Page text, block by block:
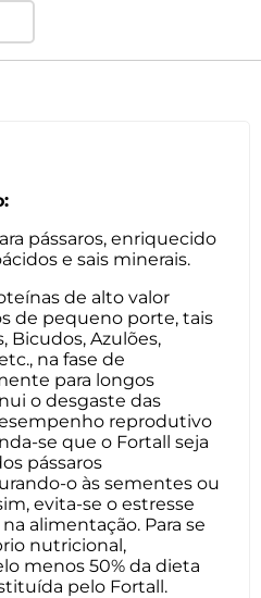
pássaros, enriquecido
e sais minerais.
de alto valor
de pequeno porte, tais
Bicudos, Azulões,
na fase de
para longos
o desgaste das
reprodutivo
se que o Fortall seja
pássaros
o às sementes ou
evita-se o estresse
alimentação. Para se
nutricional,
menos 50% da dieta
pelo Fortall.